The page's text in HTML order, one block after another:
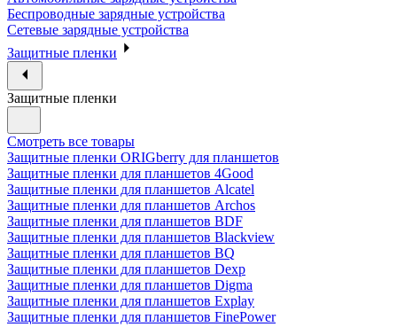
Беспроводные зарядные устройства
Сетевые зарядные устройства
Защитные пленки
Защитные пленки
Смотреть все товары
Защитные пленки ORIGberry для планшетов
Защитные пленки для планшетов 4Good
Защитные пленки для планшетов Alcatel
Защитные пленки для планшетов Archos
Защитные пленки для планшетов BDF
Защитные пленки для планшетов Blackview
Защитные пленки для планшетов BQ
Защитные пленки для планшетов Dexp
Защитные пленки для планшетов Digma
Защитные пленки для планшетов Explay
Защитные пленки для планшетов FinePower